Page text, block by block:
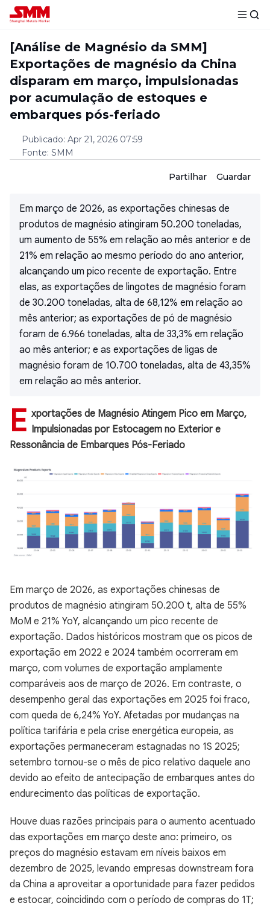
[Análise de Magnésio da SMM]
Exportações de magnésio da China
disparam em março, impulsionadas
por acumulação de estoques e
embarques pós-feriado
Publicado: Apr 21, 2026 07:59
Fonte: SMM
Partilhar Guardar
Em março de 2026, as exportações chinesas de
produtos de magnésio atingiram 50.200 toneladas,
um aumento de 55% em relação ao mês anterior e de
21% em relação ao mesmo período do ano anterior,
alcançando um pico recente de exportação. Entre
elas, as exportações de lingotes de magnésio foram
de 30.200 toneladas, alta de 68,12% em relação ao
mês anterior; as exportações de pó de magnésio
foram de 6.966 toneladas, alta de 33,3% em relação
ao mês anterior; e as exportações de ligas de
magnésio foram de 10.700 toneladas, alta de 43,35%
em relação ao mês anterior.
E xportações de Magnésio Atingem Pico em Março,
Impulsionadas por Estocagem no Exterior e
Ressonância de Embarques Pós-Feriado
Em março de 2026, as exportações chinesas de
produtos de magnésio atingiram 50.200 t, alta de 55%
MoM e 21% YoY, alcançando um pico recente de
exportação. Dados históricos mostram que os picos de
exportação em 2022 e 2024 também ocorreram em
março, com volumes de exportação amplamente
comparáveis aos de março de 2026. Em contraste, o
desempenho geral das exportações em 2025 foi fraco,
com queda de 6,24% YoY. Afetadas por mudanças na
política tarifária e pela crise energética europeia, as
exportações permaneceram estagnadas no 1S 2025;
setembro tornou-se o mês de pico relativo daquele ano
devido ao efeito de antecipação de embarques antes do
endurecimento das políticas de exportação.
Houve duas razões principais para o aumento acentuado
das exportações em março deste ano: primeiro, os
preços do magnésio estavam em níveis baixos em
dezembro de 2025, levando empresas downstream fora
da China a aproveitar a oportunidade para fazer pedidos
e estocar, coincidindo com o período de compras do 1T;